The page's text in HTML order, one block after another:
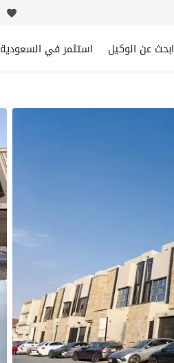
ابحث عن الوكيل استثمر في السعودية